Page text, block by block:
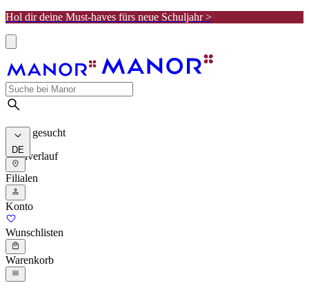
Hol dir deine Must-haves fürs neue Schuljahr >
Meist gesucht
Suchverlauf
DE
Filialen
Konto
Wunschlisten
Warenkorb